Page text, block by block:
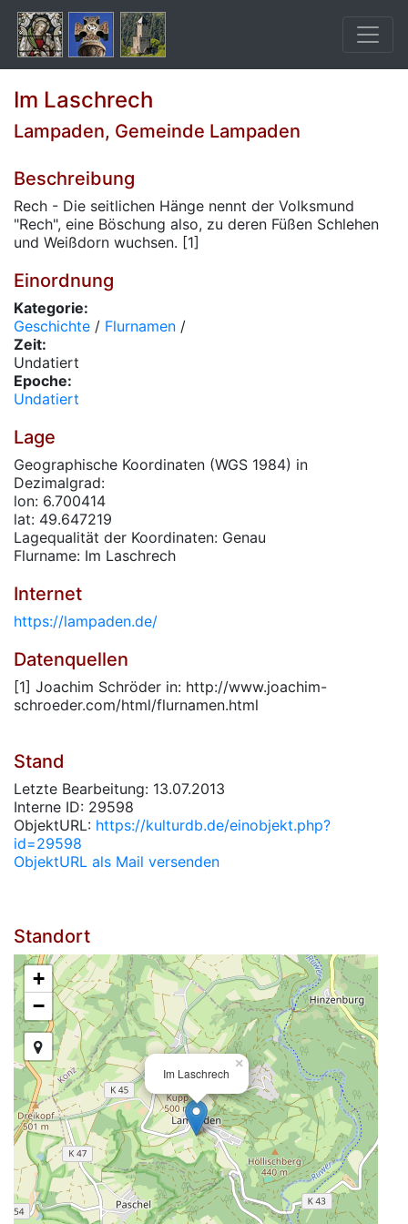
Im Laschrech
Lampaden, Gemeinde Lampaden
Beschreibung
Rech - Die seitlichen Hänge nennt der Volksmund
"Rech", eine Böschung also, zu deren Füßen Schlehen
und Weißdorn wuchsen. [1]
Einordnung
Kategorie:
Geschichte / Flurnamen /
Zeit:
Undatiert
Epoche:
Undatiert
Lage
Geographische Koordinaten (WGS 1984) in
Dezimalgrad:
lon: 6.700414
lat: 49.647219
Lagequalität der Koordinaten: Genau
Flurname: Im Laschrech
Internet
https://lampaden.de/
Datenquellen
[1] Joachim Schröder in: http://www.joachim-
schroeder.com/html/flurnamen.html
Stand
Letzte Bearbeitung: 13.07.2013
Interne ID: 29598
ObjektURL: https://kulturdb.de/einobjekt.php?
id=29598
ObjektURL als Mail versenden
Standort
Im Laschrech
×
+
−